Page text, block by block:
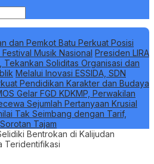
dan Pemkot Batu Perkuat Posisi
Musik Nasional Presiden LIRA
Tekankan Soliditas Organisasi dan
Melalui Inovasi ESSIDA, SDN
Pendidikan Karakter dan Budaya
Gelar FGD KDKMP, Perwakilan
Sejumlah Pertanyaan Krusial
Tak Seimbang dengan Tarif,
Tajam
Bentrokan di Kalijudan
Teridentifikasi